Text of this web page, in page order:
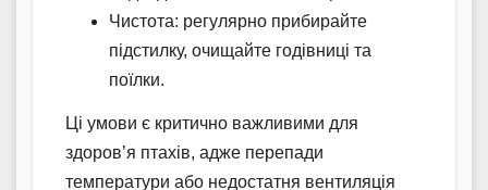
Чистота: регулярно прибирайте
підстилку, очищайте годівниці та
поїлки.
Ці умови є критично важливими для
здоров’я птахів, адже перепади
температури або недостатня вентиляція